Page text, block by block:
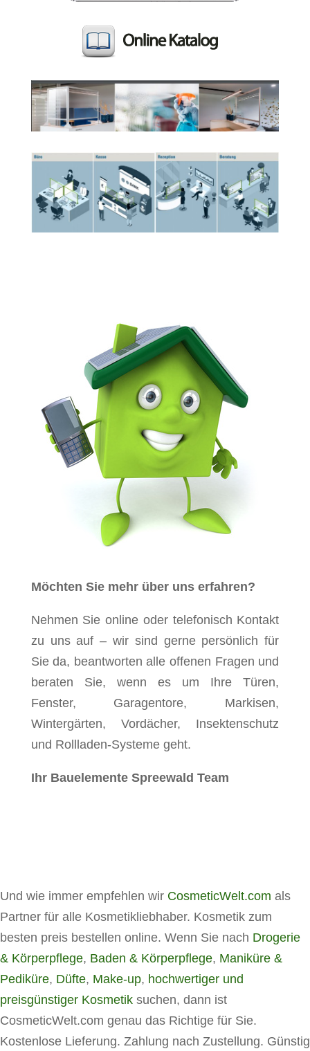
Möchten Sie mehr über uns erfahren?
Nehmen Sie online oder telefonisch Kontakt
zu uns auf – wir sind gerne persönlich für
Sie da, beantworten alle offenen Fragen und
beraten Sie, wenn es um Ihre Türen,
Fenster, Garagentore, Markisen,
Wintergärten, Vordächer, Insektenschutz
und Rollladen-Systeme geht.
Ihr Bauelemente Spreewald Team
Und wie immer empfehlen wir CosmeticWelt.com als
Partner für alle Kosmetikliebhaber. Kosmetik zum
besten preis bestellen online. Wenn Sie nach Drogerie
& Körperpflege, Baden & Körperpflege, Maniküre &
Pediküre, Düfte, Make-up, hochwertiger und
preisgünstiger Kosmetik suchen, dann ist
CosmeticWelt.com genau das Richtige für Sie.
Kostenlose Lieferung. Zahlung nach Zustellung. Günstig